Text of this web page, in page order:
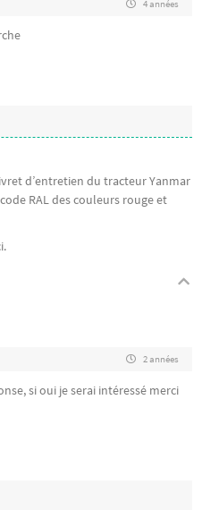
4 années
d’entretien du tracteur Yanmar
RAL des couleurs rouge et
2 années
si oui je serai intéressé merci